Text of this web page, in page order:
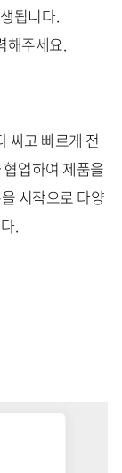
됩니다.
해주세요.
싸고 빠르게 전
업하여 제품을
시작으로 다양
.